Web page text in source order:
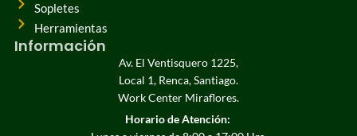
Información
Av. El Ventisquero 1225,
Local 1, Renca, Santiago.
Work Center Miraflores.
Horario de Atención:
Sopletes
Herramientas